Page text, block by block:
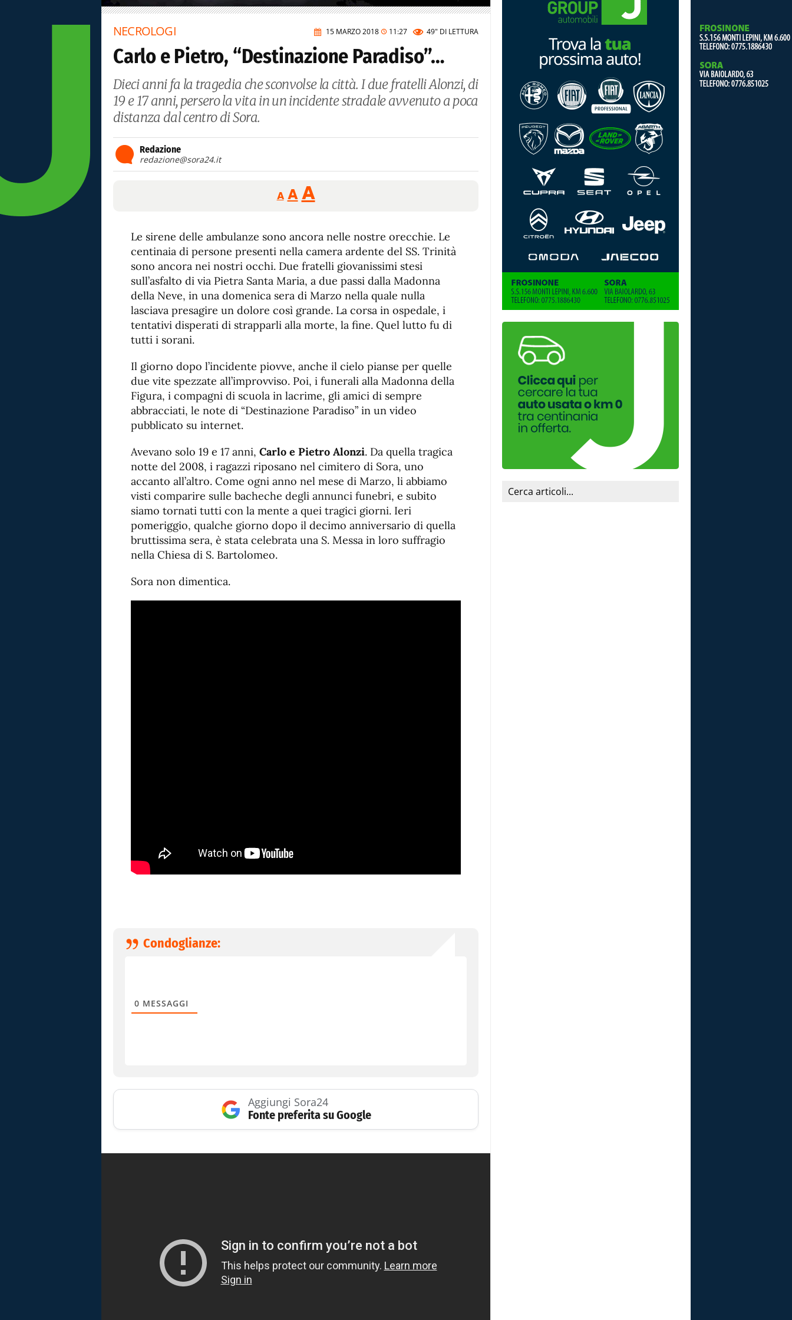
15 MARZO 2018 11:27 49" DI LETTURA
NECROLOGI
Carlo e Pietro, “Destinazione Paradiso”…
Dieci anni fa la tragedia che sconvolse la città. I due fratelli Alonzi, di
19 e 17 anni, persero la vita in un incidente stradale avvenuto a poca
distanza dal centro di Sora.
Redazione
redazione@sora24.it
A
Reducir
tamaño
A Restablecer
tamaño
fuente
AAumentar
de
fuente.
Le sirene delle ambulanze sono ancora nelle nostre orecchie. Le
centinaia di persone presenti nella camera ardente del SS. Trinità
sono ancora nei nostri occhi. Due fratelli giovanissimi stesi
sull’asfalto di via Pietra Santa Maria, a due passi dalla Madonna
della Neve, in una domenica sera di Marzo nella quale nulla
lasciava presagire un dolore così grande. La corsa in ospedale, i
tentativi disperati di strapparli alla morte, la fine. Quel lutto fu di
tutti i sorani.
Il giorno dopo l’incidente piovve, anche il cielo pianse per quelle
due vite spezzate all’improvviso. Poi, i funerali alla Madonna della
Figura, i compagni di scuola in lacrime, gli amici di sempre
abbracciati, le note di “Destinazione Paradiso” in un video
pubblicato su internet.
Avevano solo 19 e 17 anni, Carlo e Pietro Alonzi. Da quella tragica
notte del 2008, i ragazzi riposano nel cimitero di Sora, uno
accanto all’altro. Come ogni anno nel mese di Marzo, li abbiamo
visti comparire sulle bacheche degli annunci funebri, e subito
siamo tornati tutti con la mente a quei tragici giorni. Ieri
pomeriggio, qualche giorno dopo il decimo anniversario di quella
bruttissima sera, è stata celebrata una S. Messa in loro suffragio
nella Chiesa di S. Bartolomeo.
Sora non dimentica.
Condoglianze:
0 MESSAGGI
Aggiungi Sora24
Fonte preferita su Google